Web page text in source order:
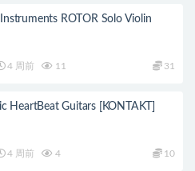
ROTOR Solo Violin
4 周前 11 31
HeartBeat Guitars [KONTAKT]
4 周前 4 10